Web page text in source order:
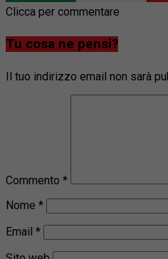
Clicca per commentare
Tu cosa ne pensi?
Il tuo indirizzo email non sarà
Commento *
Nome *
Email *